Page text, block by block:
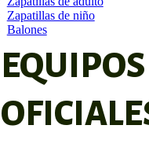
Zapatillas de niño
Balones
EQUIPOS